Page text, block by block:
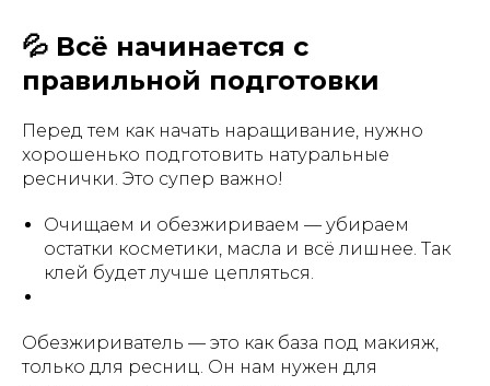
💦 Всё начинается с
правильной подготовки
Перед тем как начать наращивание, нужно
хорошенько подготовить натуральные
реснички. Это супер важно!
Очищаем и обезжириваем — убираем
остатки косметики, масла и всё лишнее. Так
клей будет лучше цепляться.
Обезжириватель — это как база под макияж,
только для ресниц. Он нам нужен для